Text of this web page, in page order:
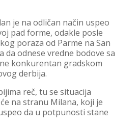
je na odličan način uspeo
pad forme, odakle posle
poraza od Parme na San
da odnese vredne bodove sa
konkurentan gradskom
derbija.
reč, tu se situacija
na stranu Milana, koji je
da u potpunosti stane